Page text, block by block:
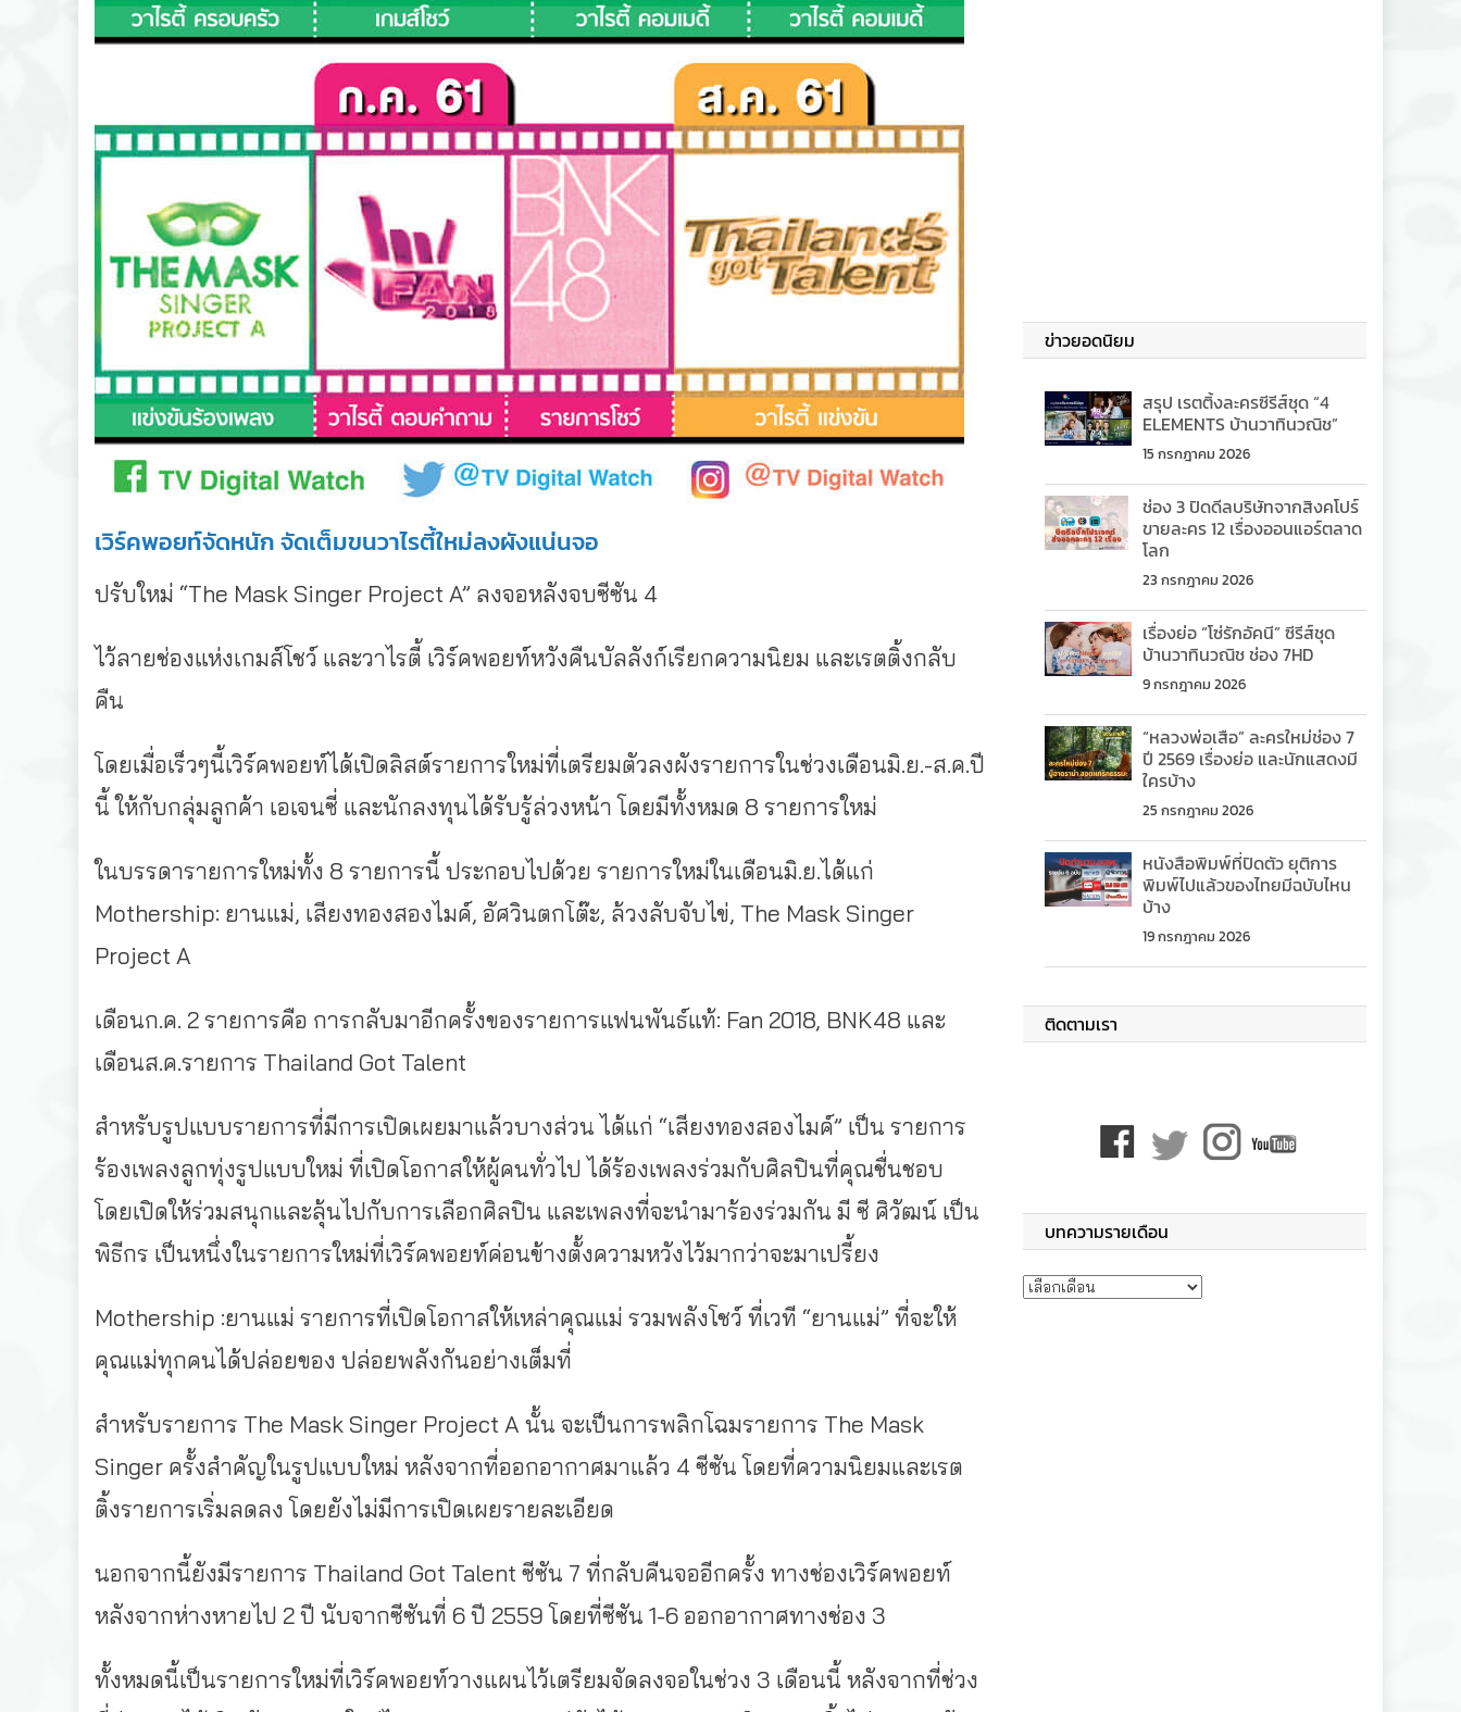
เวิร์คพอยท์จัดหนัก จัดเต็มขนวาไรตี้ใหม่ลงผังแน่นจอ
ปรับใหม่ “The Mask Singer Project A” ลงจอหลังจบซีซัน 4
ไว้ลายช่องแห่งเกมส์โชว์ และวาไรตี้ เวิร์คพอยท์หวังคืนบัลลังก์เรียกความนิยม และเรตติ้งกลับ
คืน
โดยเมื่อเร็วๆนี้เวิร์คพอยท์ได้เปิดลิสต์รายการใหม่ที่เตรียมตัวลงผังรายการในช่วงเดือนมิ.ย.-ส.ค.ปี
นี้ ให้กับกลุ่มลูกค้า เอเจนซี่ และนักลงทุนได้รับรู้ล่วงหน้า โดยมีทั้งหมด 8 รายการใหม่
ในบรรดารายการใหม่ทั้ง 8 รายการนี้ ประกอบไปด้วย รายการใหม่ในเดือนมิ.ย.ได้แก่
Mothership: ยานแม่, เสียงทองสองไมค์, อัศวินตกโต๊ะ, ล้วงลับจับไข่, The Mask Singer
Project A
เดือนก.ค. 2 รายการคือ การกลับมาอีกครั้งของรายการแฟนพันธ์แท้: Fan 2018, BNK48 และ
เดือนส.ค.รายการ Thailand Got Talent
สำหรับรูปแบบรายการที่มีการเปิดเผยมาแล้วบางส่วน ได้แก่ “เสียงทองสองไมค์” เป็น รายการ
ร้องเพลงลูกทุ่งรูปแบบใหม่ ที่เปิดโอกาสให้ผู้คนทั่วไป ได้ร้องเพลงร่วมกับศิลปินที่คุณชื่นชอบ
โดยเปิดให้ร่วมสนุกและลุ้นไปกับการเลือกศิลปิน และเพลงที่จะนำมาร้องร่วมกัน มี ซี ศิวัฒน์ เป็น
พิธีกร เป็นหนึ่งในรายการใหม่ที่เวิร์คพอยท์ค่อนข้างตั้งความหวังไว้มากว่าจะมาเปรี้ยง
Mothership :ยานแม่ รายการที่เปิดโอกาสให้เหล่าคุณแม่ รวมพลังโชว์ ที่เวที “ยานแม่” ที่จะให้
คุณแม่ทุกคนได้ปล่อยของ ปล่อยพลังกันอย่างเต็มที่
สำหรับรายการ The Mask Singer Project A นั้น จะเป็นการพลิกโฉมรายการ The Mask
Singer ครั้งสำคัญในรูปแบบใหม่ หลังจากที่ออกอากาศมาแล้ว 4 ซีซัน โดยที่ความนิยมและเรต
ติ้งรายการเริ่มลดลง โดยยังไม่มีการเปิดเผยรายละเอียด
นอกจากนี้ยังมีรายการ Thailand Got Talent ซีซัน 7 ที่กลับคืนจออีกครั้ง ทางช่องเวิร์คพอยท์
หลังจากห่างหายไป 2 ปี นับจากซีซันที่ 6 ปี 2559 โดยที่ซีซัน 1-6 ออกอากาศทางช่อง 3
ทั้งหมดนี้เป็นรายการใหม่ที่เวิร์คพอยท์วางแผนไว้เตรียมจัดลงจอในช่วง 3 เดือนนี้ หลังจากที่ช่วง
ข่าวยอดนิยม
สรุป เรตติ้งละครซีรีส์ชุด “4
ELEMENTS บ้านวาทินวณิช”
15 กรกฎาคม 2026
ช่อง 3 ปิดดีลบริษัทจากสิงคโปร์
ขายละคร 12 เรื่องออนแอร์ตลาด
โลก
23 กรกฎาคม 2026
เรื่องย่อ “โซ่รักอัคนี” ซีรีส์ชุด
บ้านวาทินวณิช ช่อง 7HD
9 กรกฎาคม 2026
“หลวงพ่อเสือ” ละครใหม่ช่อง 7
ปี 2569 เรื่องย่อ และนักแสดงมี
ใครบ้าง
25 กรกฎาคม 2026
หนังสือพิมพ์ที่ปิดตัว ยุติการ
พิมพ์ไปแล้วของไทยมีฉบับไหน
บ้าง
19 กรกฎาคม 2026
ติดตามเรา
บทความรายเดือน
บทความรายเดือน